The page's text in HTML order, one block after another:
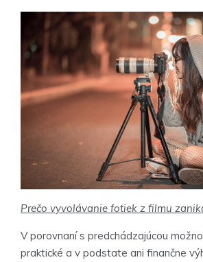
Prečo vyvolávanie fotiek z filmu
V porovnaní s predchádzajúcou
praktické a v podstate ani finančne